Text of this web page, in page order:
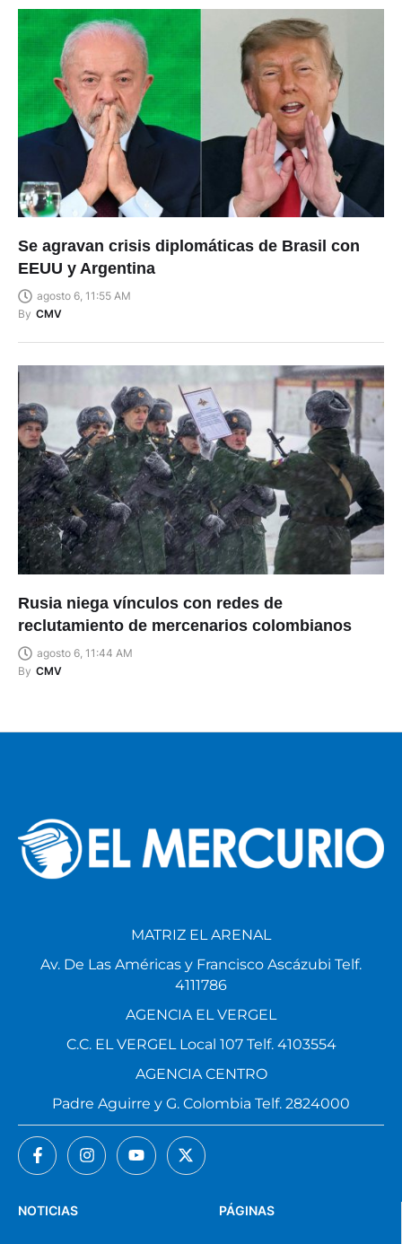
Se agravan crisis diplomáticas de Brasil con
EEUU y Argentina
agosto 6, 11:55 AM
By CMV
Rusia niega vínculos con redes de
reclutamiento de mercenarios colombianos
agosto 6, 11:44 AM
By CMV
PÁGINAS
NOTICIAS
MATRIZ EL ARENAL
Av. De Las Américas y Francisco Ascázubi Telf.
4111786
AGENCIA EL VERGEL
C.C. EL VERGEL Local 107 Telf. 4103554
AGENCIA CENTRO
Padre Aguirre y G. Colombia Telf. 2824000